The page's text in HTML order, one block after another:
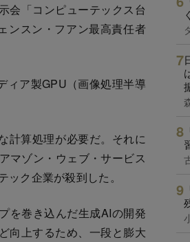
会「コンピューテックス台
ンスン・フアン最高責任者
ィア製GPU（画像処理半導
計算処理が必要だ。それに
マゾン・ウェブ・サービス
ク企業が殺到した。
を巻き込んだ生成AIの開発
向上するため、一段と膨大